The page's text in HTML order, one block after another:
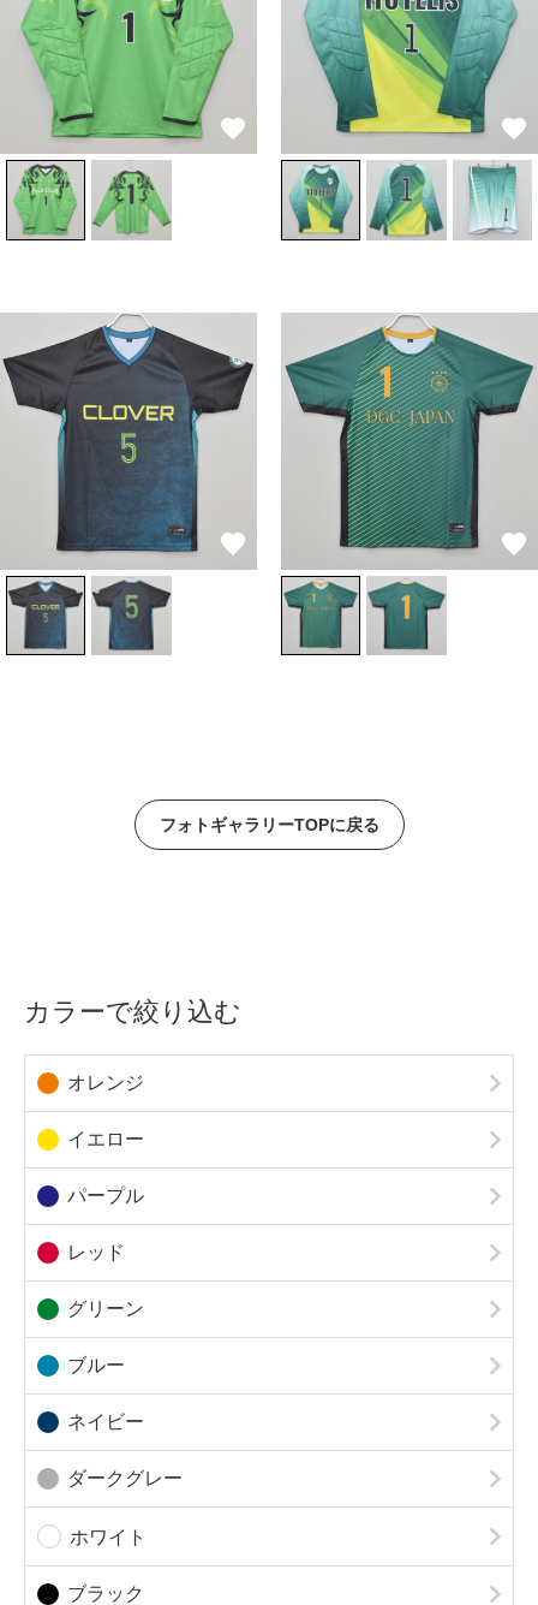
フォトギャラリーTOPに戻る
カラーで絞り込む
オレンジ
イエロー
パープル
レッド
グリーン
ブルー
ネイビー
ダークグレー
ホワイト
ブラック